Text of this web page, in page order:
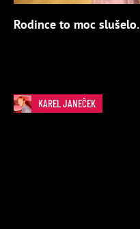
Rodince to moc slušelo.
KAREL JANEČEK